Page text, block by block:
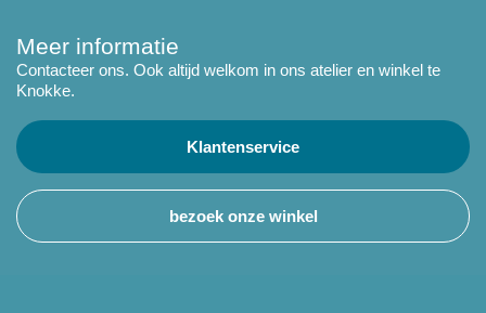
Meer informatie
Contacteer ons. Ook altijd welkom in ons atelier en winkel te
Knokke.
Klantenservice
bezoek onze winkel